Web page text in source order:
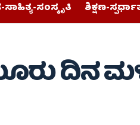
ಸಾಹಿತ್ಯ-ಸಂಸ್ಕೃತಿ ಶಿಕ್ಷಣ-
ದಿನ